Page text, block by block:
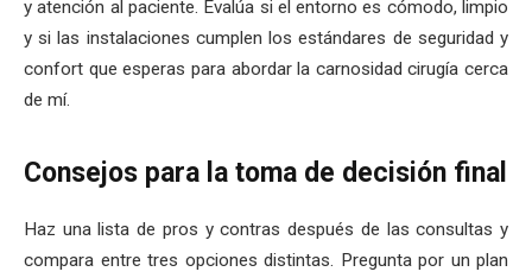
y atención al paciente. Evalúa si el entorno es cómodo, limpio
y si las instalaciones cumplen los estándares de seguridad y
confort que esperas para abordar la carnosidad cirugía cerca
de mí.
Consejos para la toma de decisión final
Haz una lista de pros y contras después de las consultas y
compara entre tres opciones distintas. Pregunta por un plan